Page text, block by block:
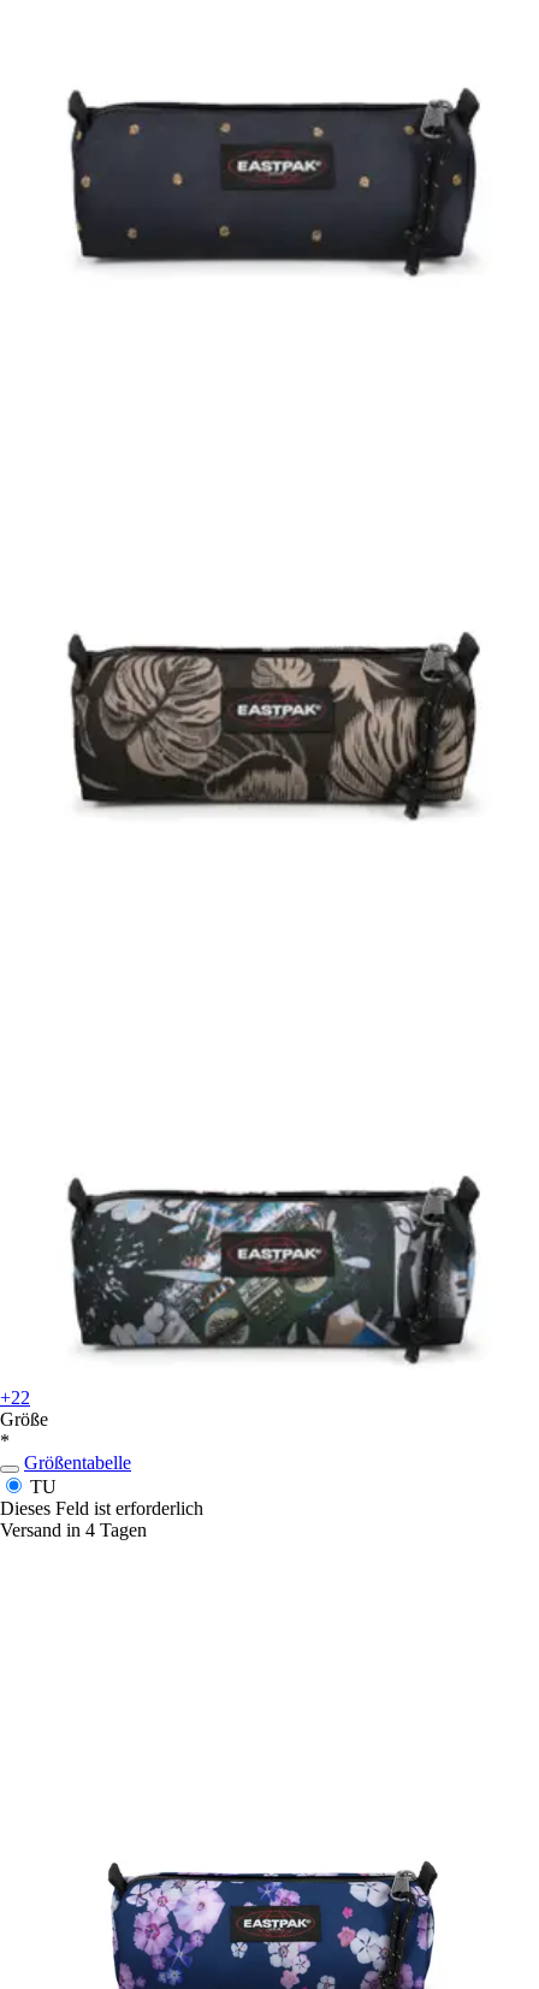
+22
Größe
*
Größentabelle
TU
Dieses Feld ist erforderlich
Versand in 4 Tagen